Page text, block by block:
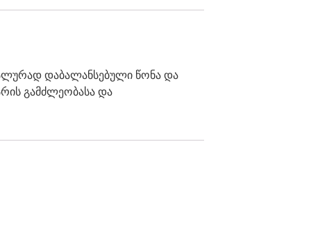
დაბალანსებული წონა და
გამძლეობასა და